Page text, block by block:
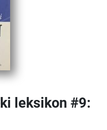
leksikon #9: